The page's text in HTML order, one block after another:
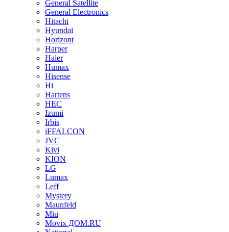
General Satellite
General Electronics
Hitachi
Hyundai
Horizont
Harper
Haier
Humax
Hisense
Hi
Hartens
HEC
Izumi
Irbis
iFFALCON
JVC
Kivi
KION
LG
Lumax
Leff
Mystery
Maunfeld
Miu
Movix ДОМ.RU